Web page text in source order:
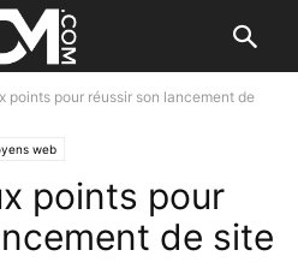
points pour réussir son lancement de
web
points pour
de site